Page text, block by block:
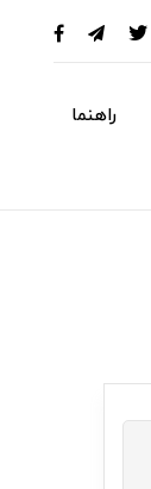
راهنما